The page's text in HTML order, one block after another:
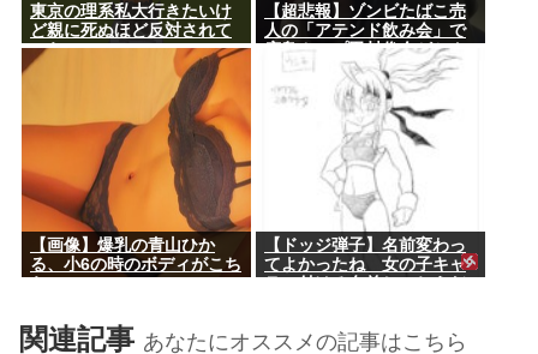
東京の理系私大行きたいけ
ど親に死ぬほど反対されて
つらい
【超悲報】ゾンビたばこ売
人の「アテンド飲み会」で
広島カープ田村俊介がセク
シー女優と寸止めキスｗｗ
ｗ
【画像】爆乳の青山ひか
る、小6の時のボディがこち
らwww
【ドッジ弾子】名前変わっ
てよかったね 女の子キャ
ラに付ける名前じゃねえだ
関連記事 あなたにオススメの記事はこちら